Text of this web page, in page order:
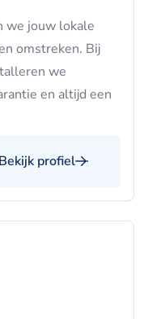
we jouw lokale
omstreken. Bij
we
en altijd een
Bekijk profiel